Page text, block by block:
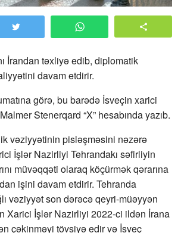
İrandan təxliyə edib, diplomatik
davam etdirir.
görə, bu barədə İsveçin xarici
Stenerqard “X” hesabında yazıb.
vəziyyətinin pisləşməsini nəzərə
İşlər Nazirliyi Tehrandakı səfirliyin
müvəqqəti olaraq köçürmək qərarına
işini davam etdirir. Tehranda
vəziyyət son dərəcə qeyri-müəyyən
Xarici İşlər Nazirliyi 2022-ci ildən İrana
çəkinməyi tövsiyə edir və İsveç